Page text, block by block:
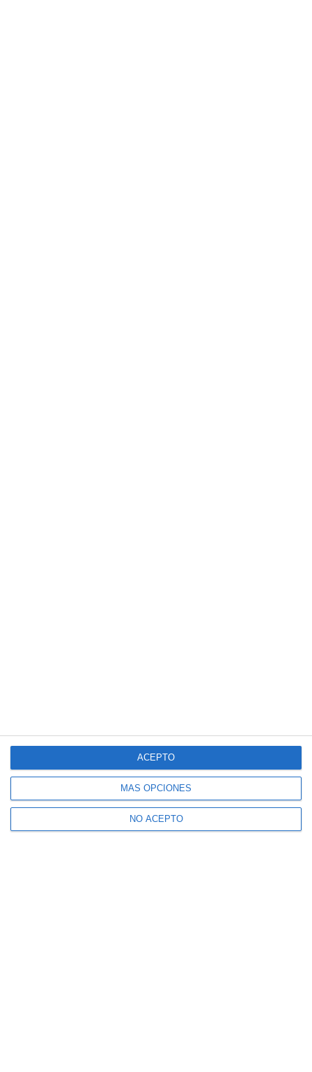
MÁS OPCIONES
NO ACEPTO
ACEPTO